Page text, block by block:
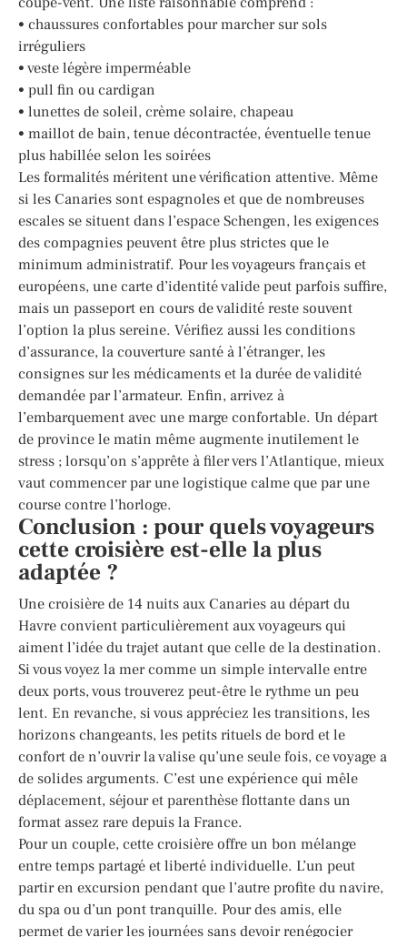
• chaussures confortables pour marcher sur sols
irréguliers
• veste légère imperméable
• pull fin ou cardigan
• lunettes de soleil, crème solaire, chapeau
• maillot de bain, tenue décontractée, éventuelle tenue
plus habillée selon les soirées
Les formalités méritent une vérification attentive. Même
si les Canaries sont espagnoles et que de nombreuses
escales se situent dans l’espace Schengen, les exigences
des compagnies peuvent être plus strictes que le
minimum administratif. Pour les voyageurs français et
européens, une carte d’identité valide peut parfois suffire,
mais un passeport en cours de validité reste souvent
l’option la plus sereine. Vérifiez aussi les conditions
d’assurance, la couverture santé à l’étranger, les
consignes sur les médicaments et la durée de validité
demandée par l’armateur. Enfin, arrivez à
l’embarquement avec une marge confortable. Un départ
de province le matin même augmente inutilement le
stress ; lorsqu’on s’apprête à filer vers l’Atlantique, mieux
vaut commencer par une logistique calme que par une
course contre l’horloge.
Conclusion : pour quels voyageurs
cette croisière est-elle la plus
adaptée ?
Une croisière de 14 nuits aux Canaries au départ du
Havre convient particulièrement aux voyageurs qui
aiment l’idée du trajet autant que celle de la destination.
Si vous voyez la mer comme un simple intervalle entre
deux ports, vous trouverez peut-être le rythme un peu
lent. En revanche, si vous appréciez les transitions, les
horizons changeants, les petits rituels de bord et le
confort de n’ouvrir la valise qu’une seule fois, ce voyage a
de solides arguments. C’est une expérience qui mêle
déplacement, séjour et parenthèse flottante dans un
format assez rare depuis la France.
Pour un couple, cette croisière offre un bon mélange
entre temps partagé et liberté individuelle. L’un peut
partir en excursion pendant que l’autre profite du navire,
du spa ou d’un pont tranquille. Pour des amis, elle
permet de varier les journées sans devoir renégocier